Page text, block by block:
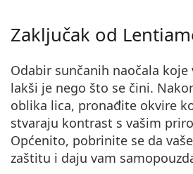
Zaključak od
Odabir sunčanih naočala
lakši je nego što se čini.
oblika lica, pronađite okvire
stvaraju kontrast s vašim
Općenito, pobrinite se da
zaštitu i daju vam